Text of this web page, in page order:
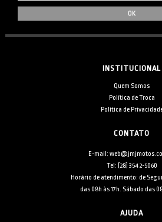
INSTITUCIONAL
Quem Somos
Política de Troca
Política de
CONTATO
E-mail:
Tel: [28] 3542-5060
Horário de atendimento: de
das 08h às 17h. Sábado das
AJUDA